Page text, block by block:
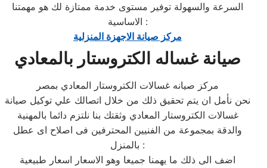
السرعة والسهولة توفير مستوى خدمة ممتازة لك هو مهمتنا
الاساسية :
مركز صيانة الاجهزة المنزلية
صيانة غساله الكتروستار بالمعادي
مركز صيانه غسالات الكتروستار المعادي بمصر
نحن نأمل ان يتم تحقيق ذلك من خلال اتصالك علي توكيل صيانة
غسالات الكتروستار المعادي وثقتك بنا نلتزم دائما بالمهنية
والدقة بمجموعة من الفنيين المحترفين فى اصلاح اى عطل
بالمنزل :
اضف الى ذلك ما يهمنا جميعا وهو الاسعار اسعار طبيعية